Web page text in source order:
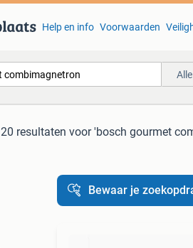
Help en info Voorwaarden
20 resultaten voor 'bosch gourmet
Bewaar je